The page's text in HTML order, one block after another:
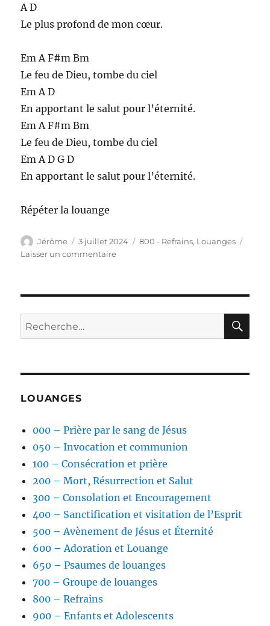
A D
Le plus profond de mon cœur.
Em A F#m Bm
Le feu de Dieu, tombe du ciel
Em A D
En apportant le salut pour l’éternité.
Em A F#m Bm
Le feu de Dieu, tombe du ciel
Em A D G D
En apportant le salut pour l’éternité.
Répéter la louange
Auteur
Jérôme
Publié
le
3 juillet 2024 Catégories
800 - Refrains, Louanges
Laisser un commentairesur
jamais
Recherche
pour :
LOUANGES
000 – Prière par le sang de Jésus
050 – Invocation et communion
100 – Consécration et prière
200 – Mort, Résurrection et Salut
300 – Consolation et Encouragement
400 – Sanctification et visitation de l’Esprit
500 – Avènement de Jésus et Éternité
600 – Adoration et Louange
650 – Psaumes de louanges
700 – Groupe de louanges
800 – Refrains
900 – Enfants et Adolescents